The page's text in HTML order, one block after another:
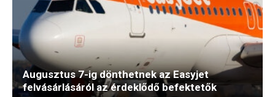
Augusztus 7-ig dönthetnek az Easyjet
felvásárlásáról az érdeklődő befektetők